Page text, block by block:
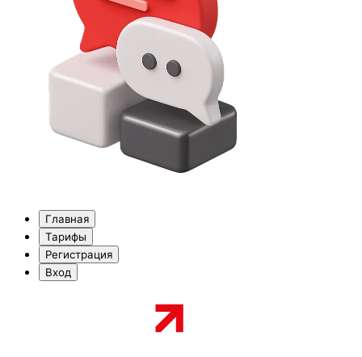
Главная
Тарифы
Регистрация
Вход